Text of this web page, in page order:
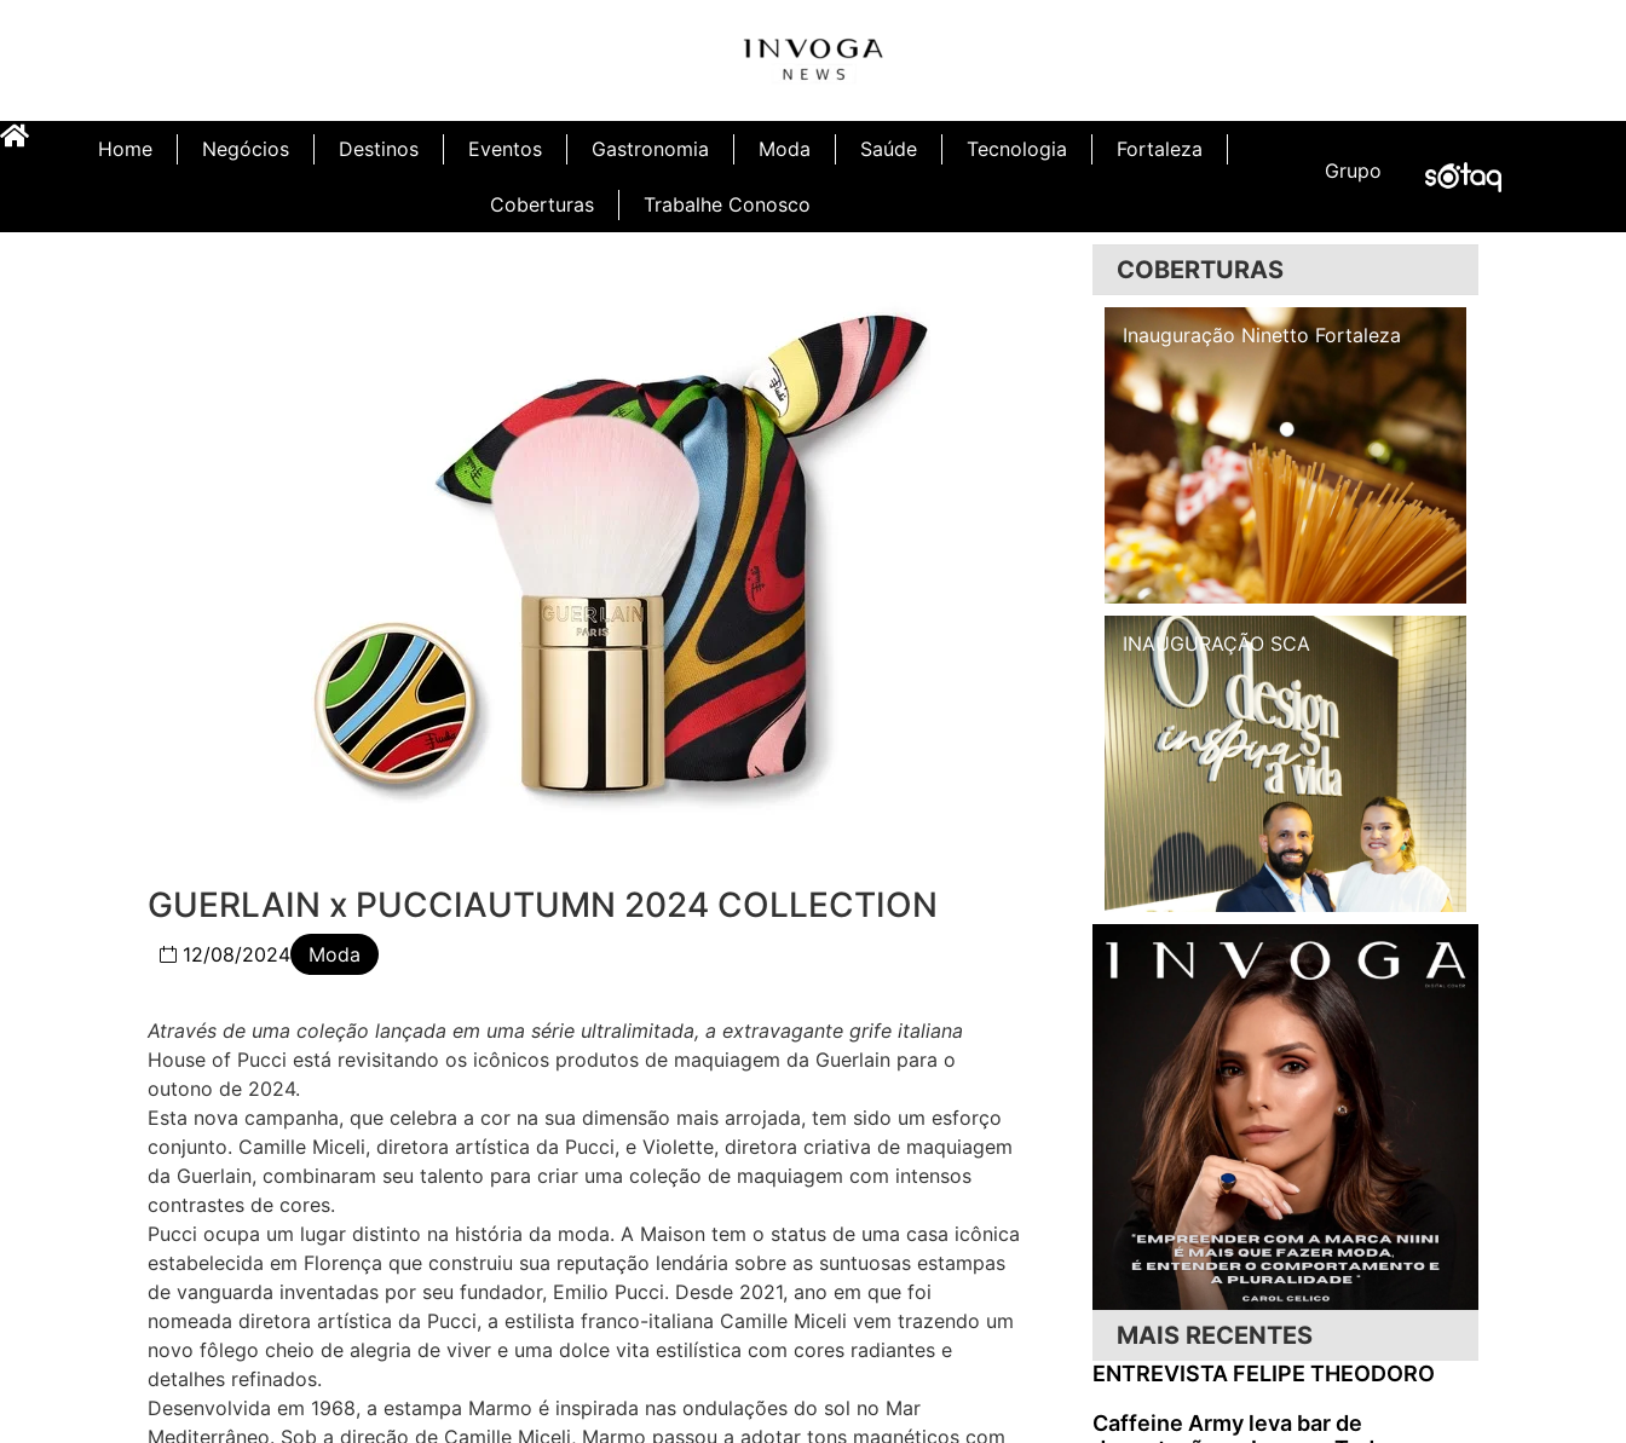
Home Negócios Destinos Eventos Gastronomia Moda Saúde Tecnologia Fortaleza
Coberturas Trabalhe Conosco
Grupo
GUERLAIN x PUCCIAUTUMN 2024 COLLECTION
12/08/2024 Moda
Através de uma coleção lançada em uma série ultralimitada, a extravagante grife italiana
House of Pucci está revisitando os icônicos produtos de maquiagem da Guerlain para o
outono de 2024.
Esta nova campanha, que celebra a cor na sua dimensão mais arrojada, tem sido um esforço
conjunto. Camille Miceli, diretora artística da Pucci, e Violette, diretora criativa de maquiagem
da Guerlain, combinaram seu talento para criar uma coleção de maquiagem com intensos
contrastes de cores.
Pucci ocupa um lugar distinto na história da moda. A Maison tem o status de uma casa icônica
estabelecida em Florença que construiu sua reputação lendária sobre as suntuosas estampas
de vanguarda inventadas por seu fundador, Emilio Pucci. Desde 2021, ano em que foi
nomeada diretora artística da Pucci, a estilista franco-italiana Camille Miceli vem trazendo um
novo fôlego cheio de alegria de viver e uma dolce vita estilística com cores radiantes e
detalhes refinados.
Desenvolvida em 1968, a estampa Marmo é inspirada nas ondulações do sol no Mar
Mediterrâneo. Sob a direção de Camille Miceli, Marmo passou a adotar tons magnéticos com
COBERTURAS
Inauguração Ninetto Fortaleza Inauguração Illa Café
INAUGURAÇÃO SCA
MAIS RECENTES
ENTREVISTA FELIPE THEODORO
Caffeine Army leva bar de